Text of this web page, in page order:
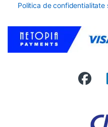
Politica de confidentialitate